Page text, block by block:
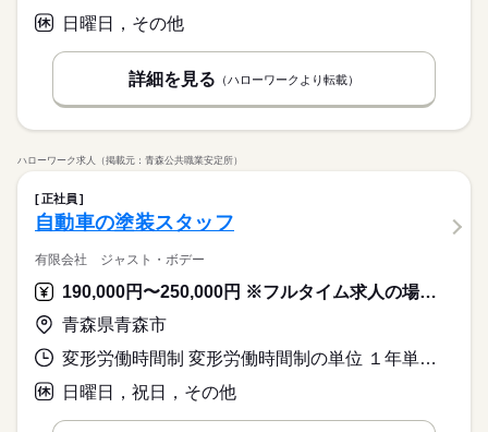
日曜日，その他
詳細を見る （ハローワークより転載）
ハローワーク求人（掲載元：青森公共職業安定所）
正社員
自動車の塗装スタッフ
有限会社 ジャスト・ボデー
190,000円〜250,000円 ※フルタイム求人の場合は月額（換算額）、パート求人の場合は時間額を表示しています。
青森県青森市
変形労働時間制 変形労働時間制の単位 １年単位 就業時間１ 8時30分〜17時30分 就業時間に関する特記事項 ※冬の繁忙期には残業や休日出勤が多くなります。
日曜日，祝日，その他